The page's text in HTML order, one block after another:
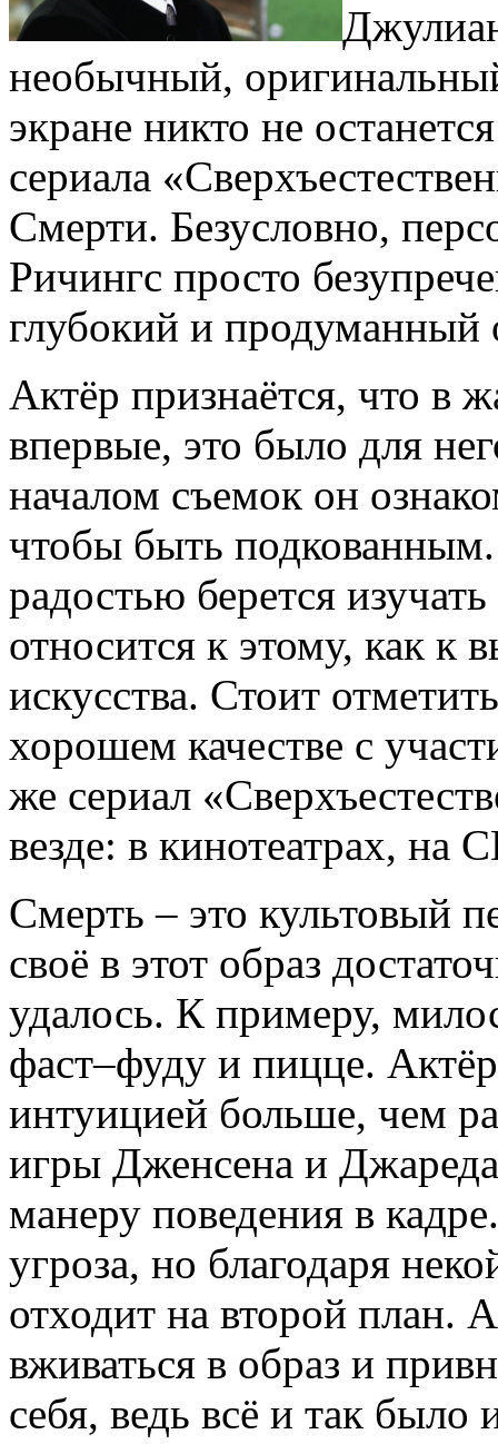
необычный,
экране никто не
сериала
Смерти. Безусловно,
Ричингс просто
глубокий и продуманный
Актёр признаётся, что в
впервые, это было для
началом съемок он
чтобы быть
радостью берется
относится к этому, как к
искусства. Стоит
хорошем качестве с
же сериал
везде: в кинотеатрах, на
Смерть – это культовый
своё в этот образ
удалось. К примеру,
фаст–фуду и пицце. Актёр
интуицией больше, чем
игры Дженсена и
манеру поведения в
угроза, но благодаря
отходит на второй план.
вживаться в образ и
себя, ведь всё и так было